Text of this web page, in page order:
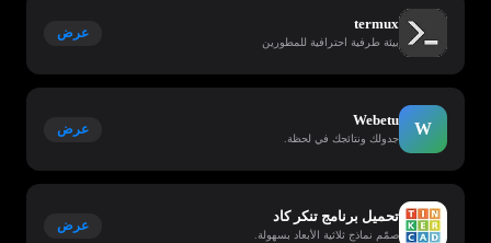
termux
بيئة طرفية احترافية للمطورين
عرض
W
Webetu
جدولك ونتائجك في لحظة.
عرض
تحميل برنامج تنكر كاد
صمّم نماذج ثلاثية الأبعاد بسهولة.
عرض